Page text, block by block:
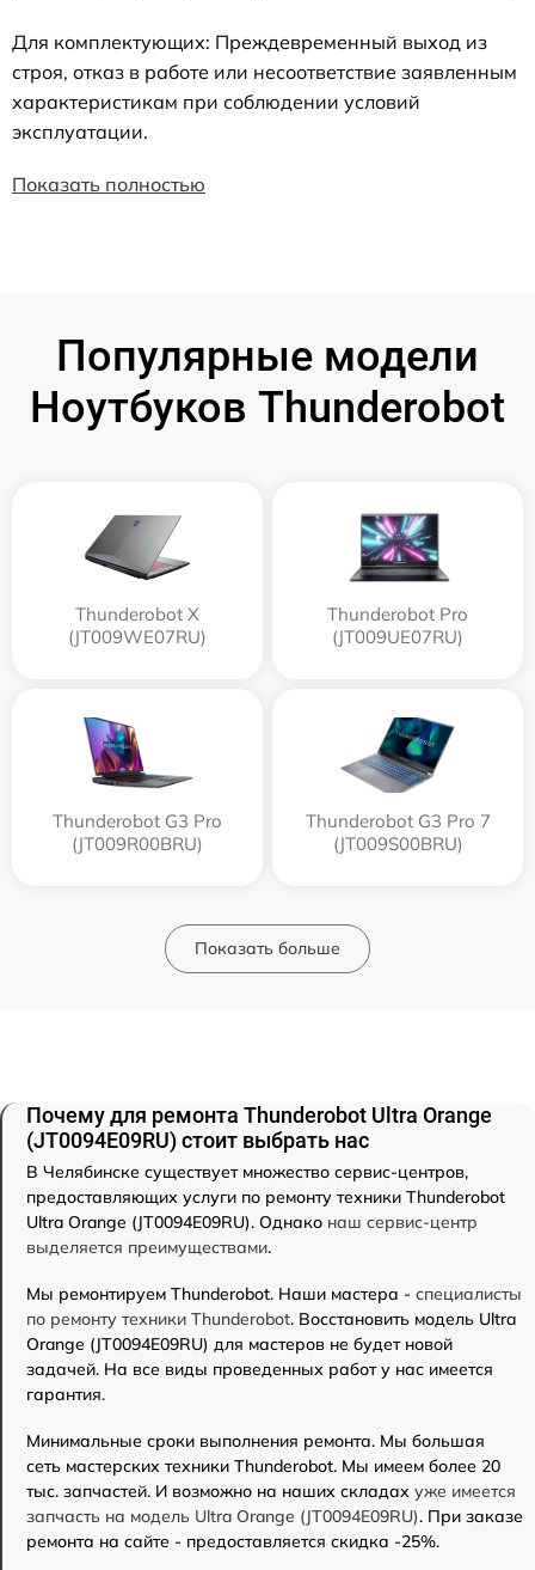
Для комплектующих: Преждевременный выход из
строя, отказ в работе или несоответствие заявленным
характеристикам при соблюдении условий
эксплуатации.
Показать полностью
Популярные модели
Ноутбуков Thunderobot
Thunderobot X
(JT009WE07RU)
Thunderobot Pro
(JT009UE07RU)
Thunderobot G3 Pro
(JT009R00BRU)
Thunderobot G3 Pro 7
(JT009S00BRU)
Показать больше
Почему для ремонта Thunderobot Ultra Orange
(JT0094E09RU) стоит выбрать нас
В Челябинске существует множество сервис-центров,
предоставляющих услуги по ремонту техники Thunderobot
Ultra Orange (JT0094E09RU). Однако наш сервис-центр
выделяется преимуществами.
Мы ремонтируем Thunderobot. Наши мастера - специалисты
по ремонту техники Thunderobot. Восстановить модель Ultra
Orange (JT0094E09RU) для мастеров не будет новой
задачей. На все виды проведенных работ у нас имеется
гарантия.
Минимальные сроки выполнения ремонта. Мы большая
сеть мастерских техники Thunderobot. Мы имеем более 20
тыс. запчастей. И возможно на наших складах уже имеется
запчасть на модель Ultra Orange (JT0094E09RU). При заказе
ремонта на сайте - предоставляется скидка -25%.